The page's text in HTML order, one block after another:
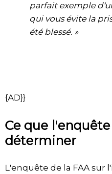
parfait exemple
qui vous évite la
été blessé. »
{AD}}
Ce que
déterminer
L'enquête de la FAA sur